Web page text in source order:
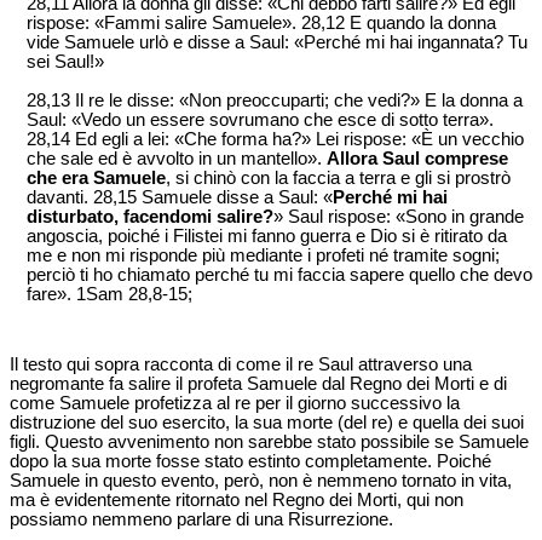
28,11 Allora la donna gli disse: «Chi debbo farti salire?» Ed egli
rispose: «Fammi salire Samuele». 28,12 E quando la donna
vide Samuele urlò e disse a Saul: «Perché mi hai ingannata? Tu
sei Saul!»
28,13 Il re le disse: «Non preoccuparti; che vedi?» E la donna a
Saul: «Vedo un essere sovrumano che esce di sotto terra».
28,14 Ed egli a lei: «Che forma ha?» Lei rispose: «È un vecchio
che sale ed è avvolto in un mantello». Allora Saul comprese
che era Samuele, si chinò con la faccia a terra e gli si prostrò
davanti. 28,15 Samuele disse a Saul: «Perché mi hai
disturbato, facendomi salire?» Saul rispose: «Sono in grande
angoscia, poiché i Filistei mi fanno guerra e Dio si è ritirato da
me e non mi risponde più mediante i profeti né tramite sogni;
perciò ti ho chiamato perché tu mi faccia sapere quello che devo
fare». 1Sam 28,8-15;
Il testo qui sopra racconta di come il re Saul attraverso una
negromante fa salire il profeta Samuele dal Regno dei Morti e di
come Samuele profetizza al re per il giorno successivo la
distruzione del suo esercito, la sua morte (del re) e quella dei suoi
figli. Questo avvenimento non sarebbe stato possibile se Samuele
dopo la sua morte fosse stato estinto completamente. Poiché
Samuele in questo evento, però, non è nemmeno tornato in vita,
ma è evidentemente ritornato nel Regno dei Morti, qui non
possiamo nemmeno parlare di una Risurrezione.